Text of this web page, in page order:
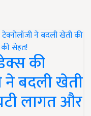
की
ने बदली खेती
लागत और